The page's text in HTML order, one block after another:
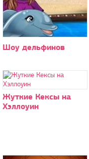
Шоу дельфинов
Жуткие Кексы на
Хэллоуин